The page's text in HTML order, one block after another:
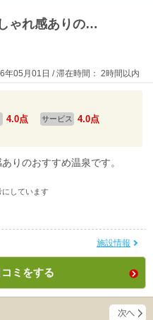
ゃれ感ありの…
05月01日 / 滞在時間： 2時間以内
4.0点 サービス 4.0点
りのおすすめ温泉です。
にしています
施設情報
ミをする